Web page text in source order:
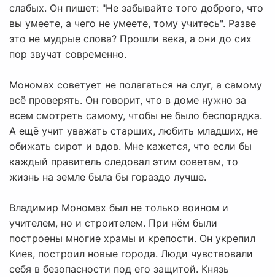
слабых. Он пишет: "Не забывайте того доброго, что
вы умеете, а чего не умеете, тому учитесь". Разве
это не мудрые слова? Прошли века, а они до сих
пор звучат современно.
Мономах советует не полагаться на слуг, а самому
всё проверять. Он говорит, что в доме нужно за
всем смотреть самому, чтобы не было беспорядка.
А ещё учит уважать старших, любить младших, не
обижать сирот и вдов. Мне кажется, что если бы
каждый правитель следовал этим советам, то
жизнь на земле была бы гораздо лучше.
Владимир Мономах был не только воином и
учителем, но и строителем. При нём были
построены многие храмы и крепости. Он укрепил
Киев, построил новые города. Люди чувствовали
себя в безопасности под его защитой. Князь